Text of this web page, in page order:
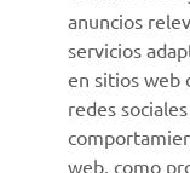
MÁS YAMAHA
AYUDA
anuncios
servicios
en sitios web
redes
web, como